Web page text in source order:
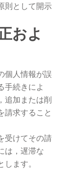
則として開示
およ
個人情報が誤
手続きによ
追加または削
請求すること
受けてその請
は，遅滞な
ます。